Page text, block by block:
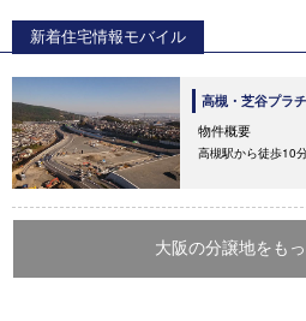
新着住宅情報モバイル
高槻・芝谷プラ
物件概要
高槻駅から徒歩10
大阪の分譲地をも